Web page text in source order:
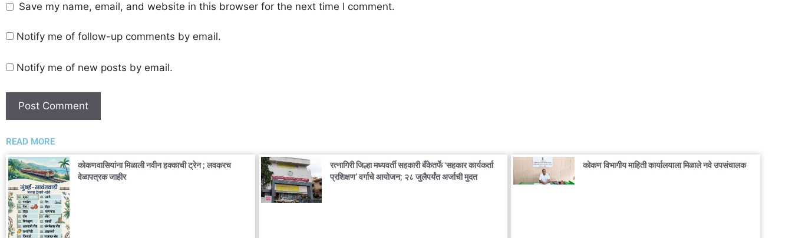
Save my name, email, and website in this browser for the next time I comment.
Notify me of follow-up comments by email.
Notify me of new posts by email.
READ MORE
कोकणवासियांना मिळाली नवीन हक्काची ट्रेन ; लवकरच
वेळापत्रक जाहीर
रत्नागिरी जिल्हा मध्यवर्ती सहकारी बँकेतर्फे ‘सहकार कार्यकर्ता
प्रशिक्षण’ वर्गाचे आयोजन; २८ जुलैपर्यंत अर्जाची मुदत
कोकण विभागीय माहिती कार्यालयाला मिळाले नवे उपसंचालक